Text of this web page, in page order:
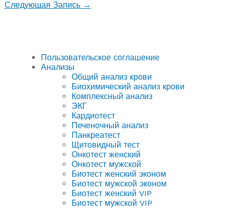
Следующая Запись →
Пользовательское соглашение
Анализы
Общий анализ крови
Биохимический анализ крови
Комплексный анализ
ЭКГ
Кардиотест
Печеночный анализ
Панкреатест
Щитовидный тест
Онкотест женский
Онкотест мужской
Биотест женский эконом
Биотест мужской эконом
Биотест женский VIP
Биотест мужской VIP